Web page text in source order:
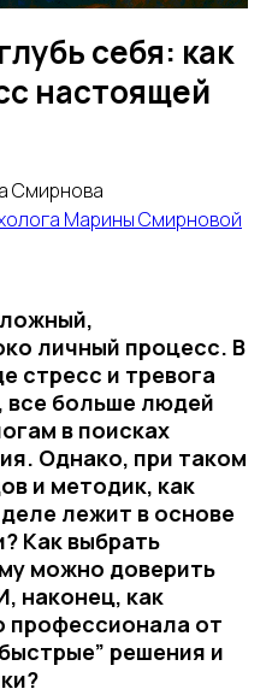
себя: как
настоящей
Смирнова
Марины Смирновой
личный процесс. В
стресс и тревога
больше людей
в поисках
Однако, при таком
и методик, как
лежит в основе
Как выбрать
можно доверить
наконец, как
профессионала от
решения и